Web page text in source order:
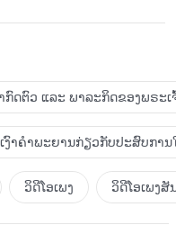
ກົດຕົວ ແລະ ພາລະກິດຂອງພຣະເ
ງົາຄຳພະຍານກ່ຽວກັບປະສົບກາ
ວິດີໂອເພງ ວິດີໂອເພງສັ